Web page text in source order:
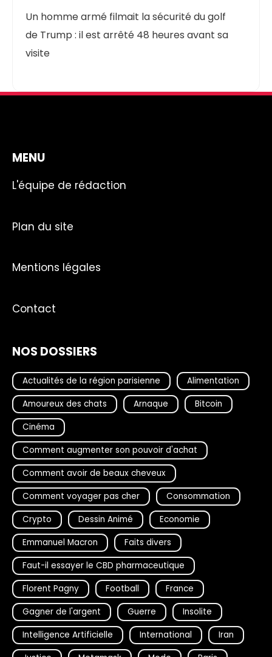
Un homme armé filmait la sécurité du golf
de Trump : il est arrêté 48 heures avant sa
visite
MENU
L'équipe de rédaction
Plan du site
Mentions légales
Contact
NOS DOSSIERS
Actualités de la région parisienne
Alimentation
Amoureux des chats
Arnaque
Bitcoin
Cinéma
Comment augmenter son pouvoir d'achat
Comment avoir de beaux cheveux
Comment voyager pas cher
Consommation
Crypto
Dessin Animé
Economie
Emmanuel Macron
Faits divers
Faut-il essayer le CBD pharmaceutique
Florent Pagny
Football
France
Gagner de l'argent
Guerre
Insolite
Intelligence Artificielle
International
Iran